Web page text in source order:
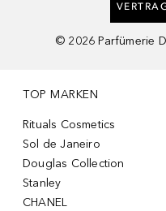
© 2026 Parfümerie
TOP MARKEN
Rituals Cosmetics
Sol de Janeiro
Douglas Collection
Stanley
CHANEL